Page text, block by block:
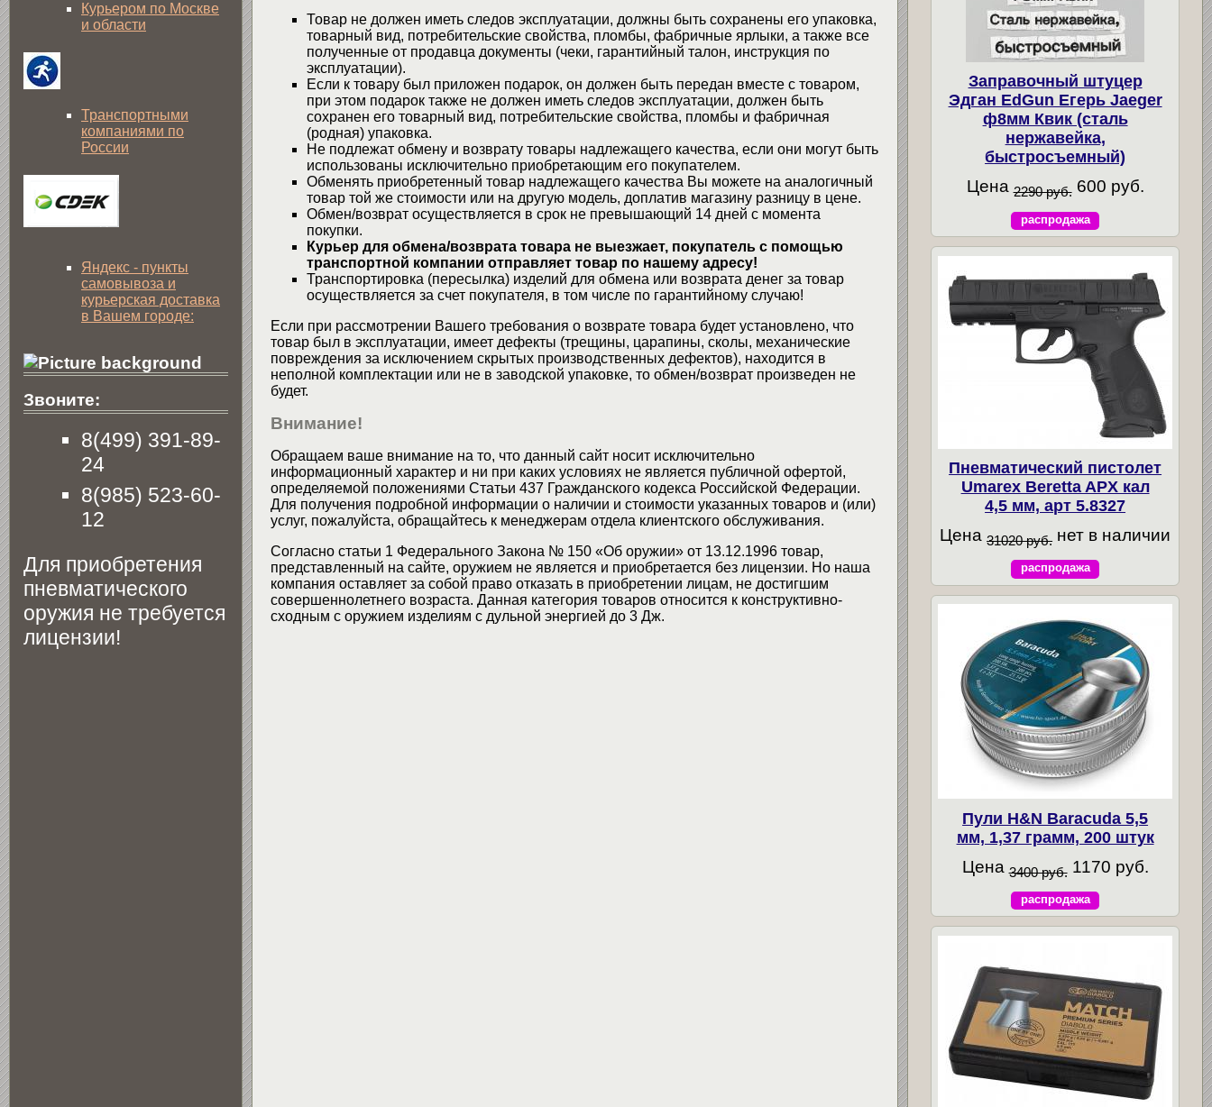
Товар не должен иметь следов эксплуатации, должны быть сохранены его упаковка,
товарный вид, потребительские свойства, пломбы, фабричные ярлыки, а также все
полученные от продавца документы (чеки, гарантийный талон, инструкция по
эксплуатации).
Если к товару был приложен подарок, он должен быть передан вместе с товаром,
при этом подарок также не должен иметь следов эксплуатации, должен быть
сохранен его товарный вид, потребительские свойства, пломбы и фабричная
(родная) упаковка.
Не подлежат обмену и возврату товары надлежащего качества, если они могут быть
использованы исключительно приобретающим его покупателем.
Обменять приобретенный товар надлежащего качества Вы можете на аналогичный
товар той же стоимости или на другую модель, доплатив магазину разницу в цене.
Обмен/возврат осуществляется в срок не превышающий 14 дней с момента
покупки.
Курьер для обмена/возврата товара не выезжает, покупатель с помощью
транспортной компании отправляет товар по нашему адресу!
Транспортировка (пересылка) изделий для обмена или возврата денег за товар
осуществляется за счет покупателя, в том числе по гарантийному случаю!
Если при рассмотрении Вашего требования о возврате товара будет установлено, что
товар был в эксплуатации, имеет дефекты (трещины, царапины, сколы, механические
повреждения за исключением скрытых производственных дефектов), находится в
неполной комплектации или не в заводской упаковке, то обмен/возврат произведен не
будет.
Внимание!
Обращаем ваше внимание на то, что данный сайт носит исключительно
информационный характер и ни при каких условиях не является публичной офертой,
определяемой положениями Статьи 437 Гражданского кодекса Российской Федерации.
Для получения подробной информации о наличии и стоимости указанных товаров и (или)
услуг, пожалуйста, обращайтесь к менеджерам отдела клиентского обслуживания.
Согласно статьи 1 Федерального Закона № 150 «Об оружии» от 13.12.1996 товар,
представленный на сайте, оружием не является и приобретается без лицензии. Но наша
компания оставляет за собой право отказать в приобретении лицам, не достигшим
совершеннолетнего возраста. Данная категория товаров относится к конструктивно-
сходным с оружием изделиям с дульной энергией до 3 Дж.
Курьером по Москве
и области
Транспортными
компаниями по
России
Яндекс - пункты
самовывоза и
курьерская доставка
в Вашем городе:
Звоните:
8(499) 391-89-
24
8(985) 523-60-
12
Для приобретения
пневматического
оружия не требуется
лицензии!
Заправочный штуцер
Эдган EdGun Егерь Jaeger
ф8мм Квик (сталь
нержавейка,
быстросъемный)
Цена 2290 руб. 600 руб.
распродажа
Пневматический пистолет
Umarex Beretta APX кал
4,5 мм, арт 5.8327
Цена31020 руб. нет в наличии
распродажа
Пули H&N Baracuda 5,5
мм, 1,37 грамм, 200 штук
Цена 3400 руб. 1170 руб.
распродажа